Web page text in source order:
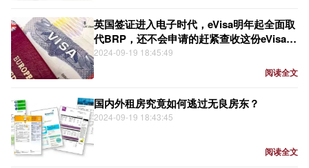
英国签证进入电子时代，eVisa明年起全面取
代BRP，还不会申请的赶紧查收这份eVisa保
姆级申请教程
2024-09-19 18:45:49
阅读全文
国内外租房究竟如何逃过无良房东？
2024-09-19 18:43:45
阅读全文